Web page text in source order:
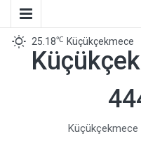
25.18℃ Küçükçekmece
Küçükçekmece